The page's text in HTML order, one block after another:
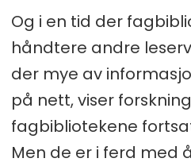
Og i en tid der
håndtere andre
der mye av
på nett, viser
fagbibliotekene
Men de er i ferd med